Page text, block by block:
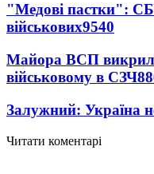
"Медові пастки":
військових9540
Майора ВСП
військовому в СЗЧ
Залужний: Україна
Читати коментарі